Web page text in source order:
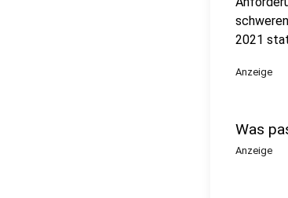
2021
Anzeige
Was
Anzeige